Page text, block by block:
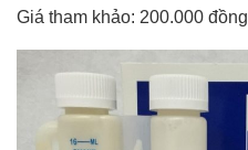
Giá tham khảo: 200.000 đồng